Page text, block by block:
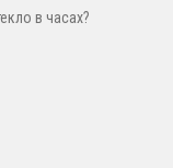
в часах?